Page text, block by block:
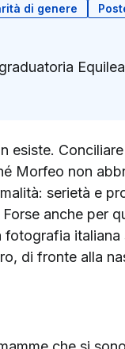
di genere
esiste.
Morfeo non
serietà e
anche per
di fronte alla